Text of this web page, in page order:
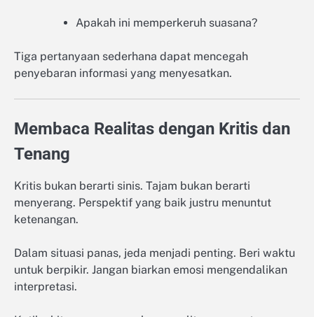
Apakah ini memperkeruh suasana?
Tiga pertanyaan sederhana dapat mencegah
penyebaran informasi yang menyesatkan.
Membaca Realitas dengan Kritis dan
Tenang
Kritis bukan berarti sinis. Tajam bukan berarti
menyerang. Perspektif yang baik justru menuntut
ketenangan.
Dalam situasi panas, jeda menjadi penting. Beri waktu
untuk berpikir. Jangan biarkan emosi mengendalikan
interpretasi.